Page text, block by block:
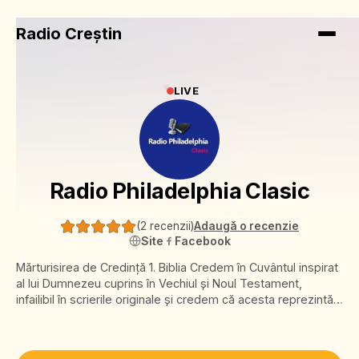
Radio Creștin
LIVE
Radio Philadelphia Clasic
(2 recenzii)Adaugă o recenzie
Site
Facebook
Mărturisirea de Credinţă 1. Biblia Credem în Cuvântul inspirat
al lui Dumnezeu cuprins în Vechiul şi Noul Testament,
infailibil în scrierile originale şi credem că acesta reprezintă
în trei Persoane: Dumnezeu Tatăl, Dumnezeu Fiul şi